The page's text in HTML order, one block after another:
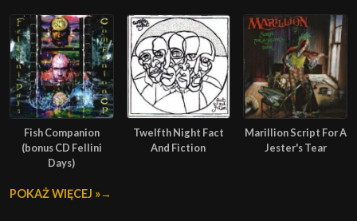
Fish Companion
(bonus CD Fellini
Days)
Twelfth Night Fact
And Fiction
Marillion Script For A
Jester's Tear
POKAŻ WIĘCEJ »